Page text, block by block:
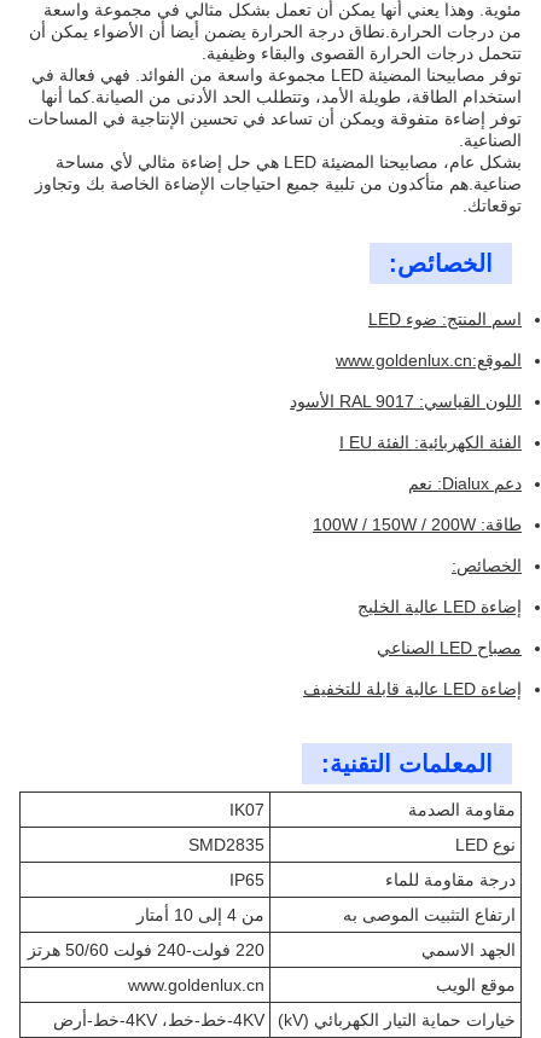
مئوية. وهذا يعني أنها يمكن أن تعمل بشكل مثالي في مجموعة واسعة
من درجات الحرارة.نطاق درجة الحرارة يضمن أيضا أن الأضواء يمكن أن
تتحمل درجات الحرارة القصوى والبقاء وظيفية.
توفر مصابيحنا المضيئة LED مجموعة واسعة من الفوائد. فهي فعالة في
استخدام الطاقة، طويلة الأمد، وتتطلب الحد الأدنى من الصيانة.كما أنها
توفر إضاءة متفوقة ويمكن أن تساعد في تحسين الإنتاجية في المساحات
الصناعية.
بشكل عام، مصابيحنا المضيئة LED هي حل إضاءة مثالي لأي مساحة
صناعية.هم متأكدون من تلبية جميع احتياجات الإضاءة الخاصة بك وتجاوز
توقعاتك.
الخصائص:
اسم المنتج: ضوء LED
الموقع:www.goldenlux.cn
اللون القياسي: RAL 9017 الأسود
الفئة الكهربائية: الفئة I EU
دعم Dialux: نعم
طاقة: 100W / 150W / 200W
الخصائص:
إضاءة LED عالية الخليج
مصباح LED الصناعي
إضاءة LED عالية قابلة للتخفيف
المعلمات التقنية:
مقاومة الصدمة
IK07
نوع LED
SMD2835
درجة مقاومة للماء
IP65
ارتفاع التثبيت الموصى به
من 4 إلى 10 أمتار
الجهد الاسمي
220 فولت-240 فولت 50/60 هرتز
موقع الويب
www.goldenlux.cn
خيارات حماية التيار الكهربائي (kV)
4KV-خط-خط، 4KV-خط-أرض